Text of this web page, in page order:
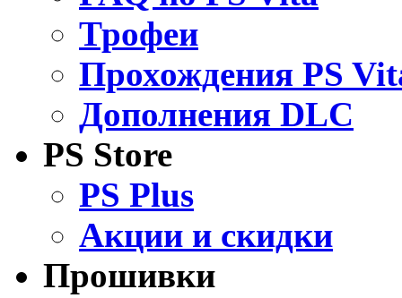
Трофеи
Прохождения PS
Дополнения DLC
PS Store
PS Plus
Акции и скидки
Прошивки